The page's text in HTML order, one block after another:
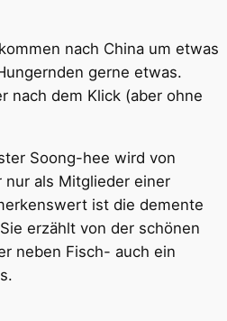
nach China um etwas
gerne etwas.
nach dem Klick (aber ohne
Soong-hee wird von
nur als Mitglieder einer
ist die demente
erzählt von der schönen
neben Fisch- auch ein